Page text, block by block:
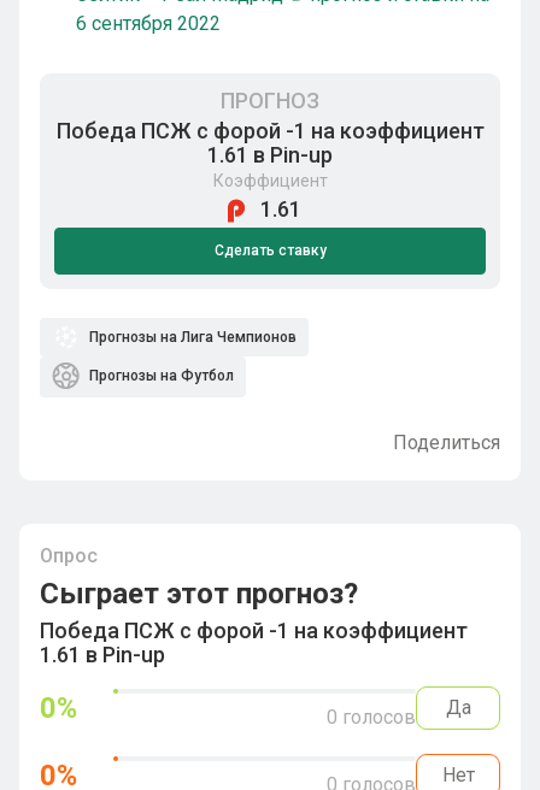
6 сентября 2022
ПРОГНОЗ
Победа ПСЖ с форой -1 на коэффициент
1.61 в Pin-up
Коэффициент
1.61
Сделать ставку
Прогнозы на Лига Чемпионов
Прогнозы на Футбол
Поделиться
Опрос
Сыграет этот прогноз?
Победа ПСЖ с форой -1 на коэффициент
1.61 в Pin-up
0% 0 голосов Да
0% 0 голосов Нет